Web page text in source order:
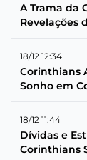
A Trama da
Revelações
18/12 12:34
Corinthians
Sonho em
18/12 11:44
Dívidas e
Corinthians